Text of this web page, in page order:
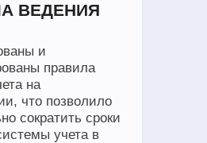
ВЕДЕНИЯ
и
правила
на
что позволило
сократить сроки
учета в